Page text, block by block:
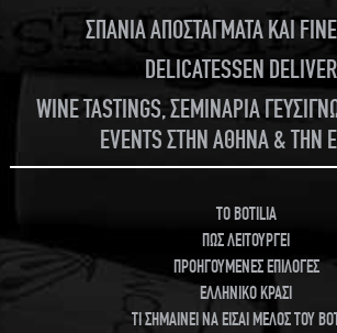
ΣΠΑΝΙΑ ΑΠΟΣΤΑΓΜΑΤΑ ΚΑΙ
DELICATESSEN
WINE TASTINGS, ΣΕΜΙΝΑΡΙΑ
EVENTS ΣΤΗΝ ΑΘΗΝΑ & ΤΗΝ
TO BOTILIA
ΠΩΣ ΛΕΙΤΟΥΡΓΕΙ
ΠΡΟΗΓΟΥΜΕΝΕΣ ΕΠΙΛΟΓΕΣ
ΕΛΛΗΝΙΚΟ ΚΡΑΣΙ
ΤΙ ΣΗΜΑΙΝΕΙ ΝΑ ΕΙΣΑΙ ΜΕΛΟΣ ΤΟΥ